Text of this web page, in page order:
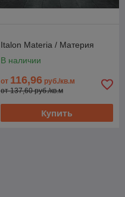
Italon Materia / Материя
В наличии
от 116,96 руб./кв.м
от 137,60 руб./кв.м
Купить